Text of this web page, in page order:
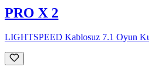
PRO X 2
LIGHTSPEED Kablosuz 7.1 Oyun